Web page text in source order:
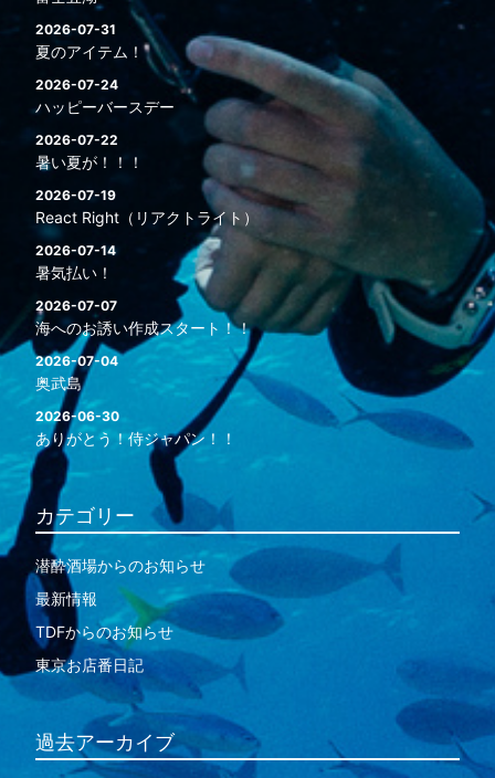
2026-07-31
夏のアイテム！
2026-07-24
ハッピーバースデー
2026-07-22
暑い夏が！！！
2026-07-19
React Right（リアクトライト）
2026-07-14
暑気払い！
2026-07-07
海へのお誘い作成スタート！！
2026-07-04
奥武島
2026-06-30
ありがとう！侍ジャパン！！
カテゴリー
潜酔酒場からのお知らせ
最新情報
TDFからのお知らせ
東京お店番日記
過去アーカイブ